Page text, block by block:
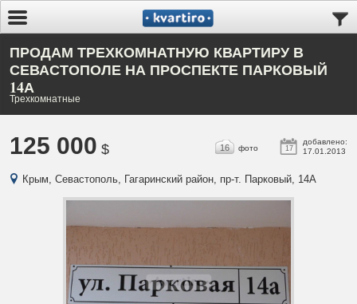
ПРОДАМ ТРЕХКОМНАТНУЮ КВАРТИРУ В
СЕВАСТОПОЛЕ НА ПРОСПЕКТЕ ПАРКОВЫЙ
14А
Трехкомнатные
125 000 $ 17
добавлено:
17.01.2013
16 фото
Крым, Севастополь, Гагаринский район, пр-т. Парковый, 14А